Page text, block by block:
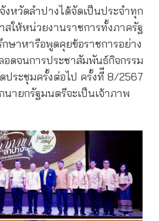
งหวัดลำปางได้จัดเป็นประจำทุก
ให้หน่วยงานราชการทั้งภาครัฐ
ษาหารือพูดคุยข้อราชการอย่าง
จนการประชาสัมพันธ์กิจกรรม
ประชุมครั้งต่อไป ครั้งทีี 8/2567
ายกรัฐมนตรีจะเป็นเจ้าภาพ